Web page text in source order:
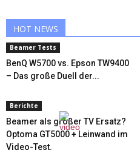
HOT NEWS
Beamer Tests
BenQ W5700 vs. Epson TW9400
– Das große Duell der...
Berichte
Beamer als großer TV Ersatz?
Optoma GT5000 + Leinwand im
Video-Test.